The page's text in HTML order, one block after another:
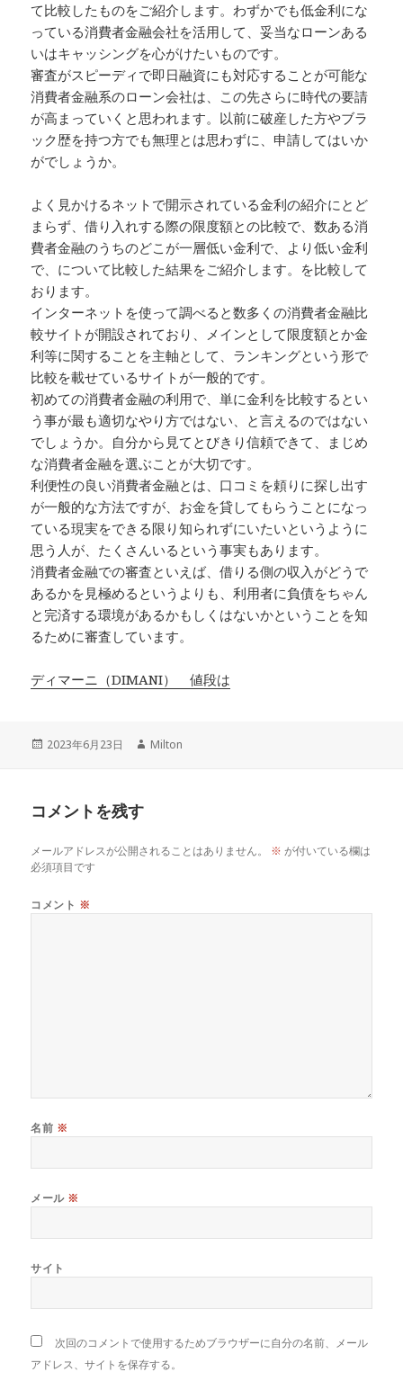
て比較したものをご紹介します。わずかでも低金利にな
っている消費者金融会社を活用して、妥当なローンある
いはキャッシングを心がけたいものです。
審査がスピーディで即日融資にも対応することが可能な
消費者金融系のローン会社は、この先さらに時代の要請
が高まっていくと思われます。以前に破産した方やブラ
ック歴を持つ方でも無理とは思わずに、申請してはいか
がでしょうか。
よく見かけるネットで開示されている金利の紹介にとど
まらず、借り入れする際の限度額との比較で、数ある消
費者金融のうちのどこが一層低い金利で、より低い金利
で、について比較した結果をご紹介します。を比較して
おります。
インターネットを使って調べると数多くの消費者金融比
較サイトが開設されており、メインとして限度額とか金
利等に関することを主軸として、ランキングという形で
比較を載せているサイトが一般的です。
初めての消費者金融の利用で、単に金利を比較するとい
う事が最も適切なやり方ではない、と言えるのではない
でしょうか。自分から見てとびきり信頼できて、まじめ
な消費者金融を選ぶことが大切です。
利便性の良い消費者金融とは、口コミを頼りに探し出す
が一般的な方法ですが、お金を貸してもらうことになっ
ている現実をできる限り知られずにいたいというように
思う人が、たくさんいるという事実もあります。
消費者金融での審査といえば、借りる側の収入がどうで
あるかを見極めるというよりも、利用者に負債をちゃん
と完済する環境があるかもしくはないかということを知
るために審査しています。
ディマーニ（DIMANI） 値段は
投
2023年6月23日
作
Milton
コメントを残す
メールアドレスが公開されることはありません。 ※ が付いている欄は
必須項目です
コメント ※
名前 ※
メール ※
サイト
次回のコメントで使用するためブラウザーに自分の名前、メール
アドレス、サイトを保存する。